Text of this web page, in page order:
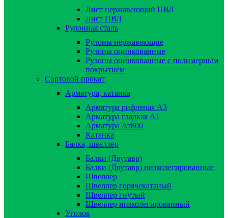
Лист нержавеющий ПВЛ
Лист ПВЛ
Рулонная сталь
Рулоны нержавеющие
Рулоны оцинкованные
Рулоны оцинкованные с полимерным
покрытием
Сортовой прокат
Арматура, катанка
Арматура рифленая А3
Арматура гладкая А1
Арматура Ат800
Катанка
Балка, швеллер
Балки (Двутавр)
Балки (Двутавр) низколегированные
Швеллер
Швеллер горячекатаный
Швеллер гнутый
Швеллер низколегированный
Уголок